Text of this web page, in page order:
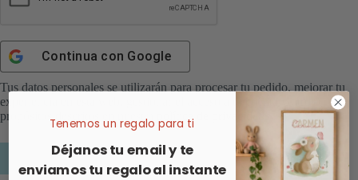
Continua con Google
Tus datos personales se utilizarán para procesar tu pedido, mejorar tu
experiencia en esta web, gestionar el acceso a tu cuenta y otros
propósitos descritos en nuestra
política de privacidad
Registrarse
Tenemos un regalo para ti
Déjanos tu email y te
enviamos tu regalo al instante